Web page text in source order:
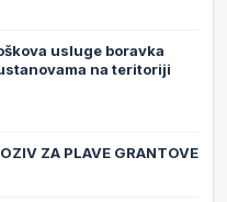
usluge boravka
na teritoriji
ZA PLAVE GRANTOVE